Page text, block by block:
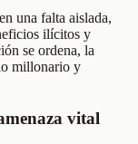
una falta aislada,
ilícitos y
se ordena, la
millonario y
vital